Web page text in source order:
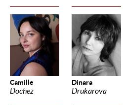
Camille
Dochez
Dinara
Drukarova